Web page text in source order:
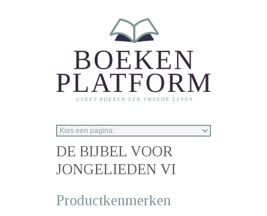
DE BIJBEL VOOR
JONGELIEDEN VI
Productkenmerken